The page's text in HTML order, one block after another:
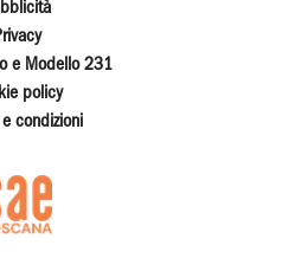
e Modello 231
policy
e condizioni